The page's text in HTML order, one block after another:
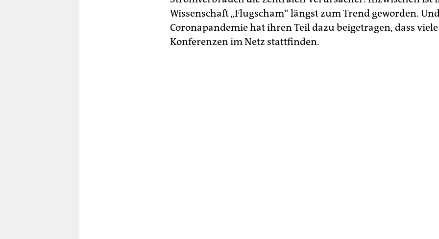
Wissenschaft „Flugscham“ längst zum Trend geworden.
Coronapandemie hat ihren Teil dazu beigetragen, dass viele
Konferenzen im Netz stattfinden.